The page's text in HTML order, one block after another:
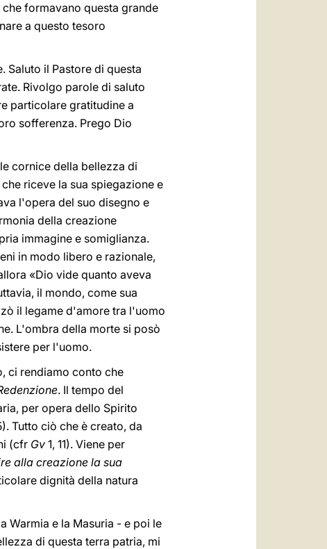
formavano questa grande
a questo tesoro
Saluto il Pastore di questa
Rivolgo parole di saluto
particolare gratitudine a
sofferenza. Prego Dio
cornice della bellezza di
riceve la sua spiegazione e
l'opera del suo disegno e
della creazione
immagine e somiglianza.
in modo libero e razionale,
«Dio vide quanto aveva
il mondo, come sua
il legame d'amore tra l'uomo
L'ombra della morte si posò
per l'uomo.
ci rendiamo conto che
. Il tempo del
per opera dello Spirito
Tutto ciò che è creato, da
(cfr Gv 1, 11). Viene per
alla creazione la sua
dignità della natura
Warmia e la Masuria - e poi le
di questa terra patria, mi